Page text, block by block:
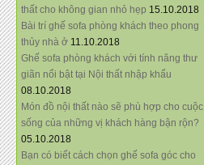
thất cho không gian nhỏ hẹp 15.10.2018
Bài trí ghế sofa phòng khách theo phong
thủy nhà ở 11.10.2018
Ghế sofa phòng khách với tính năng thư
giãn nổi bật tại Nội thất nhập khẩu
08.10.2018
Món đồ nội thất nào sẽ phù hợp cho cuộc
sống của những vị khách hàng bận rộn?
05.10.2018
Bạn có biết cách chọn ghế sofa góc cho